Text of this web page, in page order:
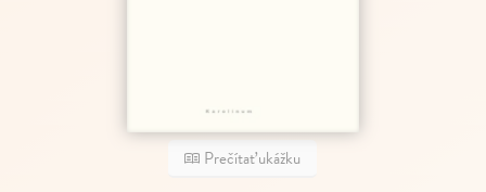
Prečítať ukážku